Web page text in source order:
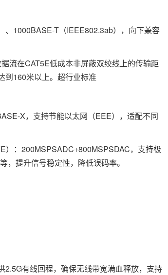
、1000BASE-T（IEEE802.3ab），向下兼容
流在CAT5E低成本非屏蔽双绞线上的传输距
到160米以上。超行业标准
X，支持节能以太网（EEE），适配不同
）：200MSPSADC+800MSPSDAC，支持极
，提升信号稳定性，降低误码率。
有线回程，确保无线带宽满血释放，支持